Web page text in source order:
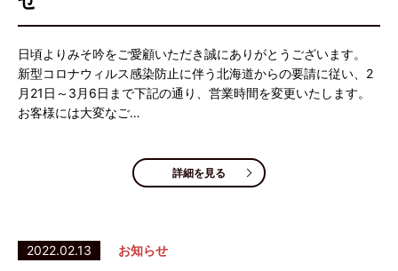
日頃よりみそ吟をご愛顧いただき誠にありがとうございます。
新型コロナウィルス感染防止に伴う北海道からの要請に従い、2
月21日～3月6日まで下記の通り、営業時間を変更いたします。
お客様には大変なご…
詳細を見る
2022.02.13 お知らせ